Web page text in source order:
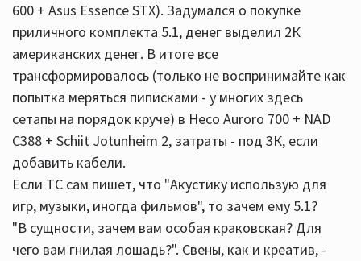
600 + Asus Essence STX). Задумался о покупке
приличного комплекта 5.1, денег выделил 2К
американских денег. В итоге все
трансформировалось (только не воспринимайте как
попытка меряться пиписками - у многих здесь
сетапы на порядок круче) в Heco Auroro 700 + NAD
C388 + Schiit Jotunheim 2, затраты - под 3К, если
добавить кабели.
Если ТС сам пишет, что "Акустику использую для
игр, музыки, иногда фильмов", то зачем ему 5.1?
"В сущности, зачем вам особая краковская? Для
чего вам гнилая лошадь?". Свены, как и креатив, -